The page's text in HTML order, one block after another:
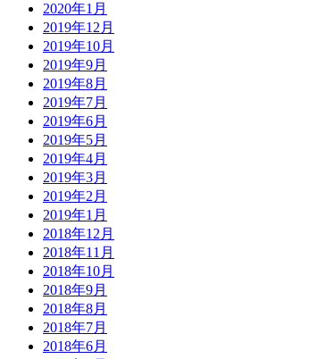
2020年1月
2019年12月
2019年10月
2019年9月
2019年8月
2019年7月
2019年6月
2019年5月
2019年4月
2019年3月
2019年2月
2019年1月
2018年12月
2018年11月
2018年10月
2018年9月
2018年8月
2018年7月
2018年6月